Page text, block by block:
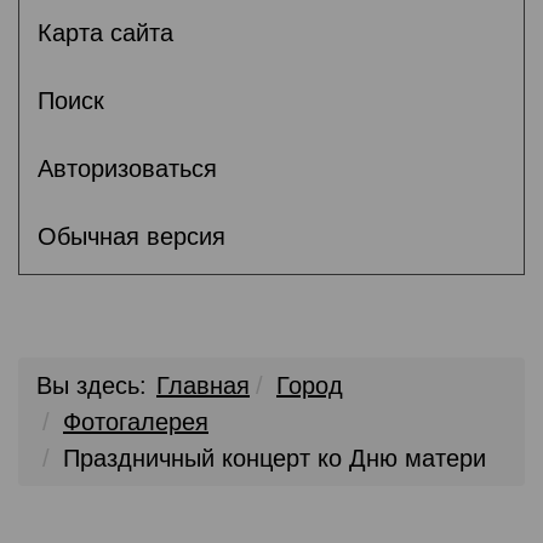
Карта сайта
Поиск
Авторизоваться
Обычная версия
Вы здесь: Главная
Город
Фотогалерея
Праздничный концерт ко Дню матери